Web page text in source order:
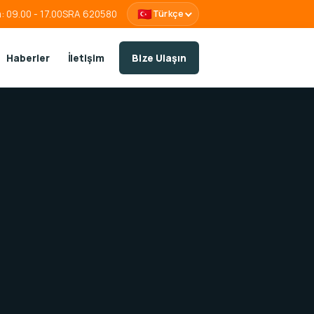
09.00 - 17.00SRA 620580 🇹🇷Türkçe
Haberler İletişim Bize Ulaşın